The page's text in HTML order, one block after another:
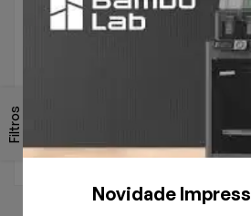
Filtros
Novidade